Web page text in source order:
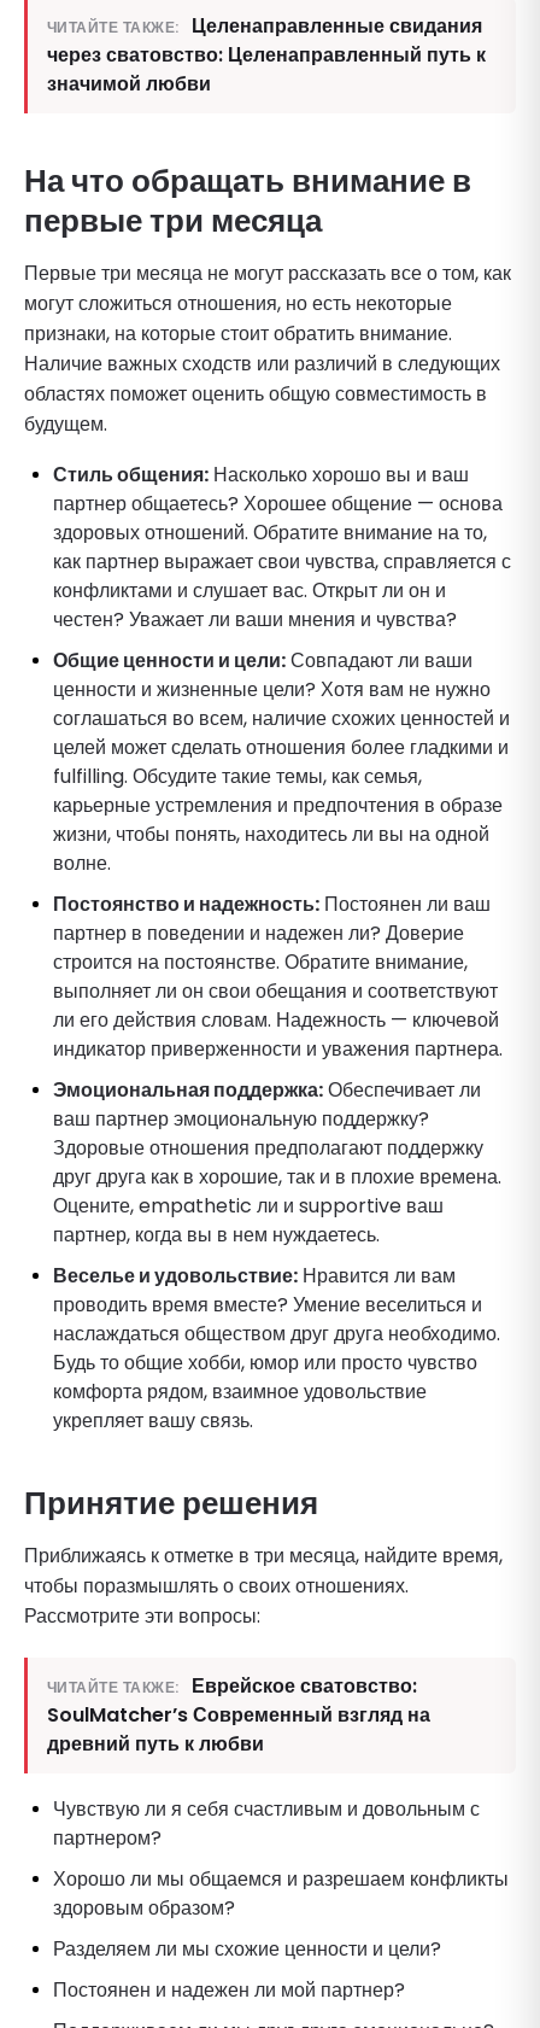
ЧИТАЙТЕ ТАКЖЕ:
Целенаправленные свидания
через сватовство: Целенаправленный путь к
значимой любви
На что обращать внимание в
первые три месяца
Первые три месяца не могут рассказать все о том, как
могут сложиться отношения, но есть некоторые
признаки, на которые стоит обратить внимание.
Наличие важных сходств или различий в следующих
областях поможет оценить общую совместимость в
будущем.
Стиль общения: Насколько хорошо вы и ваш
партнер общаетесь? Хорошее общение — основа
здоровых отношений. Обратите внимание на то,
как партнер выражает свои чувства, справляется с
конфликтами и слушает вас. Открыт ли он и
честен? Уважает ли ваши мнения и чувства?
Общие ценности и цели:Совпадают ли ваши
ценности и жизненные цели? Хотя вам не нужно
соглашаться во всем, наличие схожих ценностей и
целей может сделать отношения более гладкими и
fulfilling. Обсудите такие темы, как семья,
карьерные устремления и предпочтения в образе
жизни, чтобы понять, находитесь ли вы на одной
волне.
Постоянство и надежность: Постоянен ли ваш
партнер в поведении и надежен ли? Доверие
строится на постоянстве. Обратите внимание,
выполняет ли он свои обещания и соответствуют
ли его действия словам. Надежность — ключевой
индикатор приверженности и уважения партнера.
Эмоциональная поддержка:Обеспечивает ли
ваш партнер эмоциональную поддержку?
Здоровые отношения предполагают поддержку
друг друга как в хорошие, так и в плохие времена.
Оцените, empathetic ли и supportive ваш
партнер, когда вы в нем нуждаетесь.
Веселье и удовольствие: Нравится ли вам
проводить время вместе? Умение веселиться и
наслаждаться обществом друг друга необходимо.
Будь то общие хобби, юмор или просто чувство
комфорта рядом, взаимное удовольствие
укрепляет вашу связь.
Принятие решения
Приближаясь к отметке в три месяца, найдите время,
чтобы поразмышлять о своих отношениях.
Рассмотрите эти вопросы:
ЧИТАЙТЕ ТАКЖЕ:
Еврейское сватовство:
SoulMatcher’s Современный взгляд на
древний путь к любви
Чувствую ли я себя счастливым и довольным с
партнером?
Хорошо ли мы общаемся и разрешаем конфликты
здоровым образом?
Разделяем ли мы схожие ценности и цели?
Постоянен и надежен ли мой партнер?